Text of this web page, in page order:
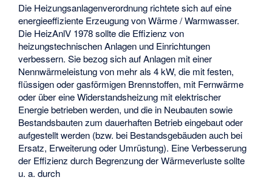
Die Heizungsanlagenverordnung richtete sich auf eine
energieeffiziente Erzeugung von Wärme / Warmwasser.
Die HeizAnlV 1978 sollte die Effizienz von
heizungstechnischen Anlagen und Einrichtungen
verbessern. Sie bezog sich auf Anlagen mit einer
Nennwärmeleistung von mehr als 4 kW, die mit festen,
flüssigen oder gasförmigen Brennstoffen, mit Fernwärme
oder über eine Widerstandsheizung mit elektrischer
Energie betrieben werden, und die in Neubauten sowie
Bestandsbauten zum dauerhaften Betrieb eingebaut oder
aufgestellt werden (bzw. bei Bestandsgebäuden auch bei
Ersatz, Erweiterung oder Umrüstung). Eine Verbesserung
der Effizienz durch Begrenzung der Wärmeverluste sollte
u. a. durch